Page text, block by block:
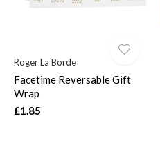
Roger La Borde
Facetime Reversable Gift
Wrap
£1.85